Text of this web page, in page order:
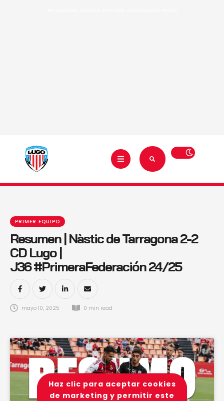
PRIMER EQUIPO
Resumen | Nàstic de Tarragona 2-2
CD Lugo |
J36 #PrimeraFederación 24/25
mayo 10, 2025 0 min read
Haz clic para aceptar cookies
de marketing y permitir este